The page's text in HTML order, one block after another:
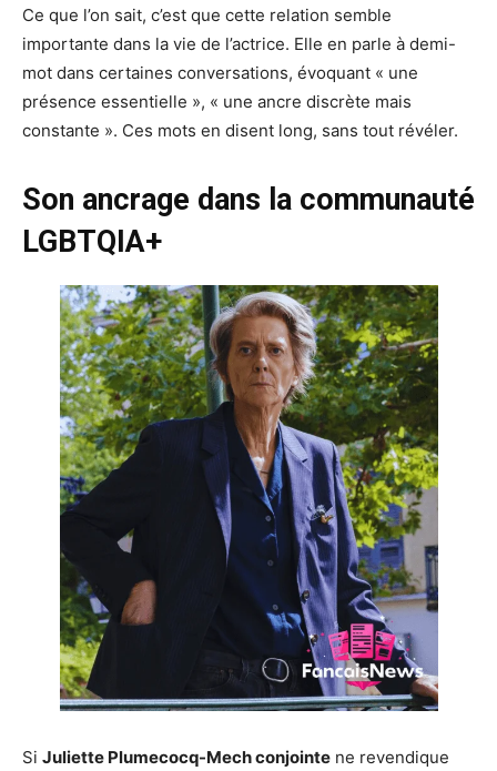
Ce que l’on sait, c’est que cette relation semble
importante dans la vie de l’actrice. Elle en parle à demi-
mot dans certaines conversations, évoquant « une
présence essentielle », « une ancre discrète mais
constante ». Ces mots en disent long, sans tout révéler.
Son ancrage dans la communauté
LGBTQIA+
Si Juliette Plumecocq-Mech conjointe ne revendique